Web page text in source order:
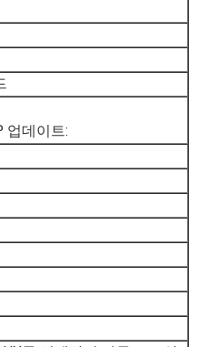
업데이트: